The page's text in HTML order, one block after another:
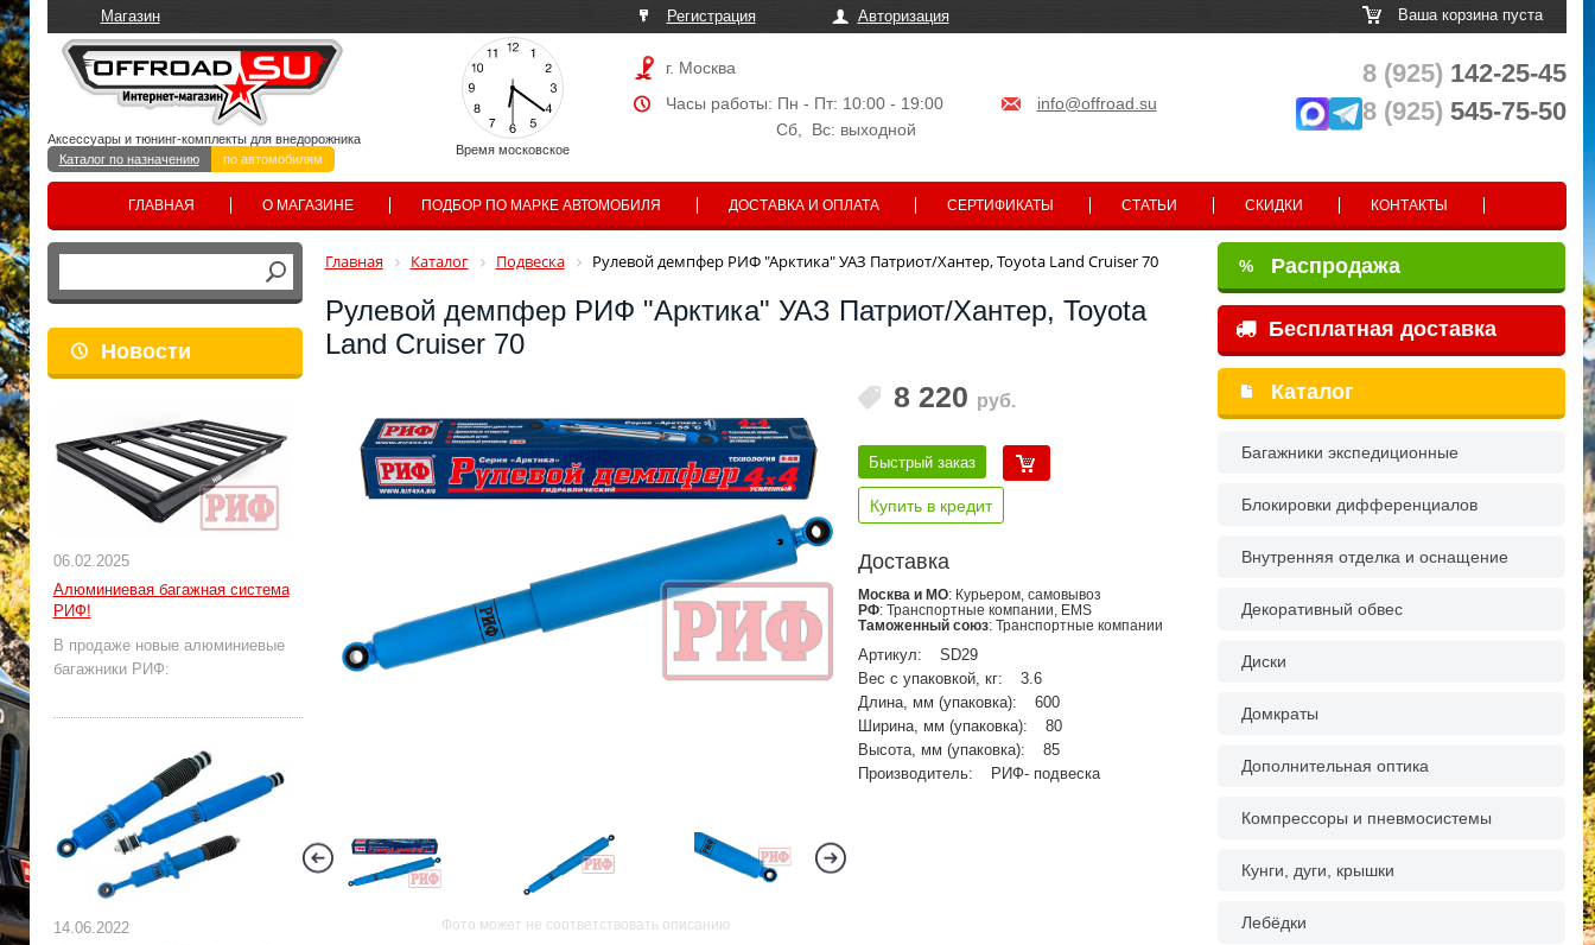
Магазин Регистрация Авторизация Ваша корзина пуста
Время московское
Аксессуары и тюнинг-комплекты для внедорожника
Каталог по назначению
по автомобилям
г. Москва
Часы работы: Пн - Пт: 10:00 - 19:00
info@offroad.su
Сб, Вс: выходной
8 (925) 142-25-45
8 (925) 545-75-50
ГЛАВНАЯ О МАГАЗИНЕ ПОДБОР ПО МАРКЕ АВТОМОБИЛЯ ДОСТАВКА И ОПЛАТА СЕРТИФИКАТЫ СТАТЬИ СКИДКИ КОНТАКТЫ
Новости
06.02.2025
Алюминиевая багажная система
РИФ!
В продаже новые алюминиевые
багажники РИФ:
14.06.2022
Главная Каталог Подвеска Рулевой демпфер РИФ "Арктика" УАЗ Патриот/Хантер, Toyota Land Cruiser 70
Рулевой демпфер РИФ "Арктика" УАЗ Патриот/Хантер, Toyota
Land Cruiser 70
Фото может не соответствовать описанию
8 220 руб.
Быстрый заказ
Купить в кредит
Доставка
Москва и МО: Курьером, самовывоз
РФ: Транспортные компании, EMS
Таможенный союз: Транспортные компании
Артикул:
SD29
Вес с упаковкой, кг:
3.6
Длина, мм (упаковка):
600
Ширина, мм (упаковка):
80
Высота, мм (упаковка):
85
Производитель:
РИФ- подвеска
% Распродажа
Бесплатная доставка
Каталог
Багажники экспедиционные
Блокировки дифференциалов
Внутренняя отделка и оснащение
Декоративный обвес
Диски
Домкраты
Дополнительная оптика
Компрессоры и пневмосистемы
Кунги, дуги, крышки
Лебёдки